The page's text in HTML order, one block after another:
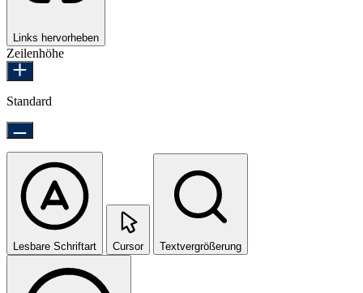
Links hervorheben
Zeilenhöhe
Standard
Lesbare Schriftart Cursor Textvergrößerung